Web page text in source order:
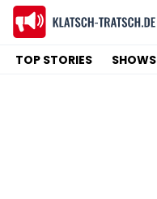
TOP STORIES SHOWS